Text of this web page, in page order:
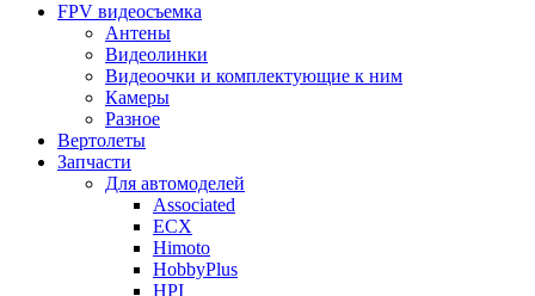
FPV видеосъемка
Антены
Видеолинки
Видеоочки и комплектующие к ним
Камеры
Разное
Вертолеты
Запчасти
Для автомоделей
Associated
ECX
Himoto
HobbyPlus
HPI